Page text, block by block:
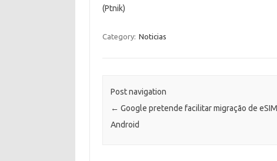
(Ptnik)
Category: Noticias
Post navigation
← Google pretende facilitar migração de
Android